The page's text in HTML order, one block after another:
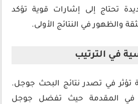
تحتاج إلى إشارات قوية تؤكد
والظهور في النتائج الأولى.
في الترتيب
في تصدر نتائج البحث جوجل.
في المقدمة حيث تفضل جوجل